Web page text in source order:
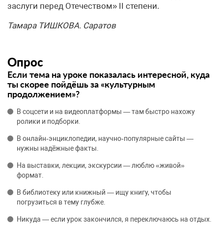
заслуги перед Отечеством» II степени.
Тамара ТИШКОВА. Саратов
Опрос
Если тема на уроке показалась интересной, куда
ты скорее пойдёшь за «культурным
продолжением»?
В соцсети и на видеоплатформы — там быстро нахожу
ролики и подборки.
В онлайн‑энциклопедии, научно‑популярные сайты —
нужны надёжные факты.
На выставки, лекции, экскурсии — люблю «живой»
формат.
В библиотеку или книжный — ищу книгу, чтобы
погрузиться в тему глубже.
Никуда — если урок закончился, я переключаюсь на отдых.